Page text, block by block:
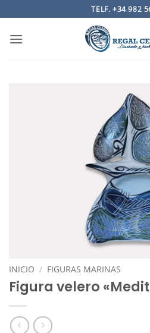
al
contenido
TELF. +34 982
INICIO / FIGURAS MARINAS
Figura velero